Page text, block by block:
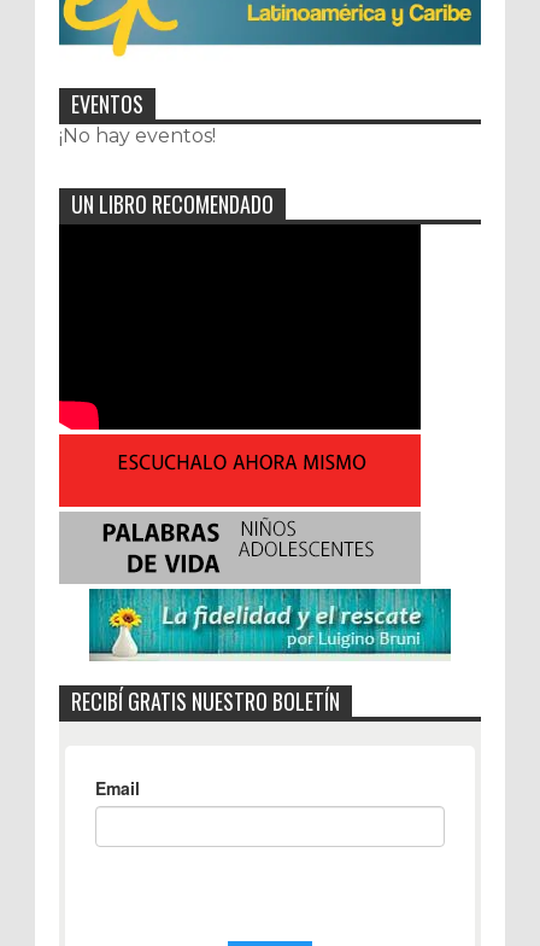
EVENTOS
¡No hay eventos!
UN LIBRO RECOMENDADO
RECIBÍ GRATIS NUESTRO BOLETÍN